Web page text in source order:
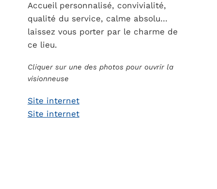
Accueil personnalisé, convivialité,
qualité du service, calme absolu…
laissez vous porter par le charme de
ce lieu.
Cliquer sur une des photos pour ouvrir la
visionneuse
Site internet
Site internet